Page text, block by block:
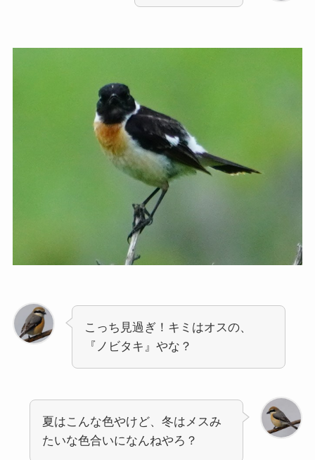
こっち見過ぎ！キミはオスの、
『ノビタキ』やな？
夏はこんな色やけど、冬はメスみ
たいな色合いになんねやろ？